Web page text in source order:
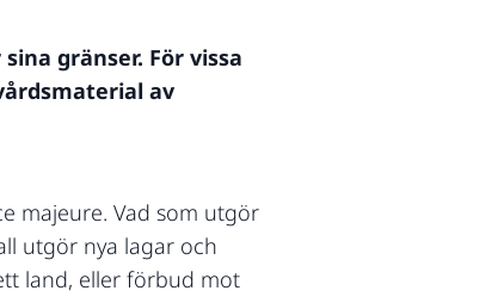
gränser. För vissa
av
majeure. Vad som utgör
utgör nya lagar och
land, eller förbud mot